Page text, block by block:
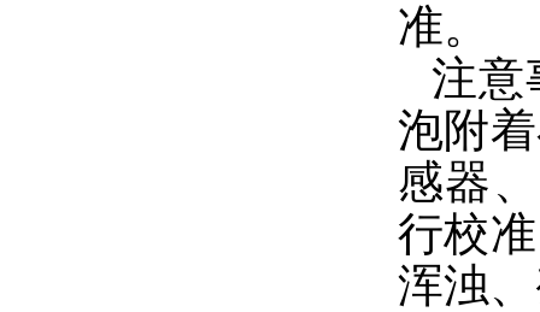
准。
注意
泡附
感器
行校
浑浊